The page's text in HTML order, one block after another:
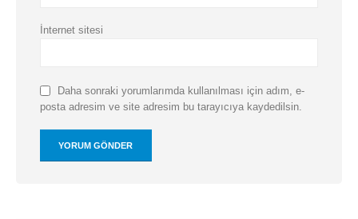
İnternet sitesi
Daha sonraki yorumlarımda kullanılması için adım, e-
posta adresim ve site adresim bu tarayıcıya kaydedilsin.